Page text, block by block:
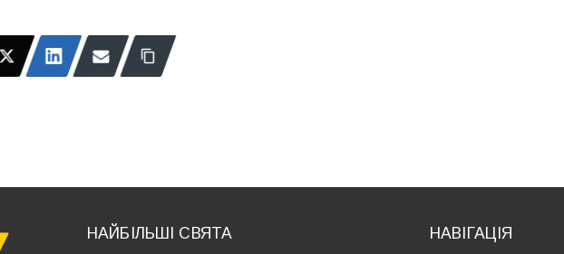
НАЙБІЛЬШІ СВЯТА НАВІГАЦІЯ